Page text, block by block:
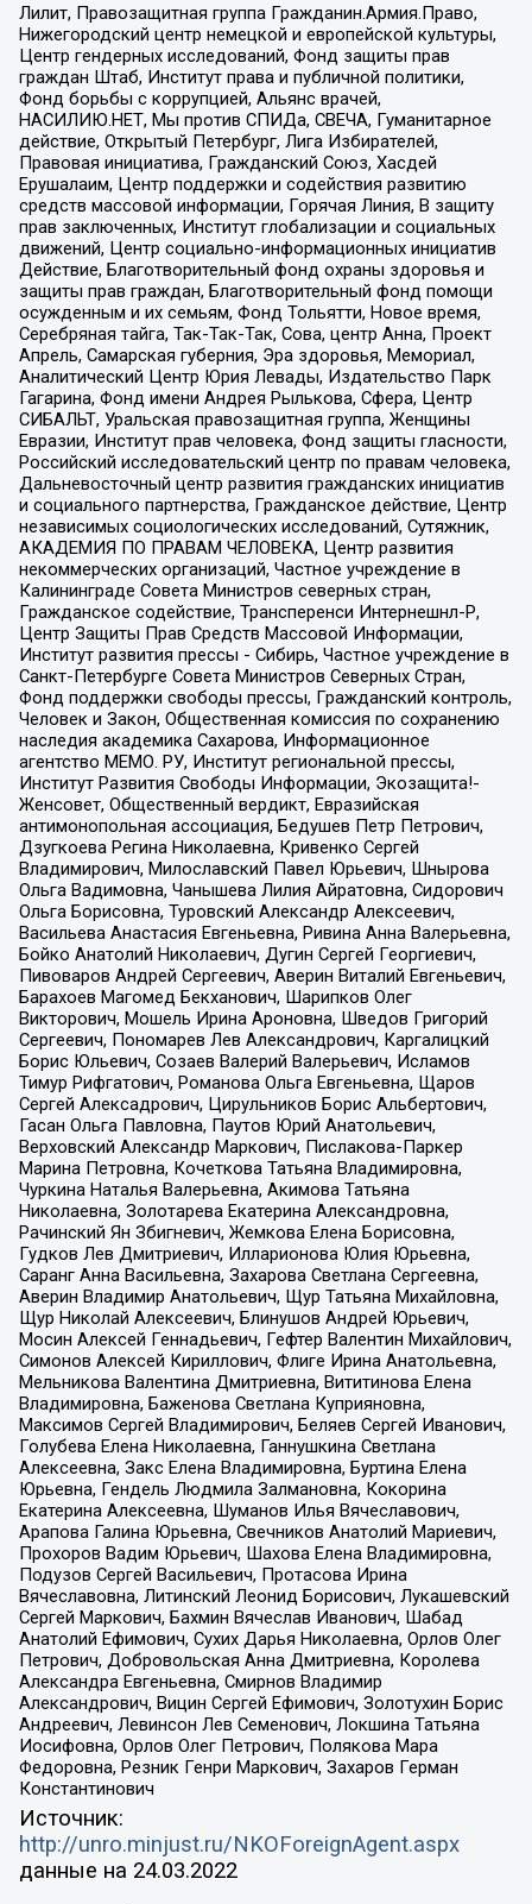
Лилит, Правозащитная группа Гражданин.Армия.Право,
Нижегородский центр немецкой и европейской культуры,
Центр гендерных исследований, Фонд защиты прав
граждан Штаб, Институт права и публичной политики,
Фонд борьбы с коррупцией, Альянс врачей,
НАСИЛИЮ.НЕТ, Мы против СПИДа, СВЕЧА, Гуманитарное
действие, Открытый Петербург, Лига Избирателей,
Правовая инициатива, Гражданский Союз, Хасдей
Ерушалаим, Центр поддержки и содействия развитию
средств массовой информации, Горячая Линия, В защиту
прав заключенных, Институт глобализации и социальных
движений, Центр социально-информационных инициатив
Действие, Благотворительный фонд охраны здоровья и
защиты прав граждан, Благотворительный фонд помощи
осужденным и их семьям, Фонд Тольятти, Новое время,
Серебряная тайга, Так-Так-Так, Сова, центр Анна, Проект
Апрель, Самарская губерния, Эра здоровья, Мемориал,
Аналитический Центр Юрия Левады, Издательство Парк
Гагарина, Фонд имени Андрея Рылькова, Сфера, Центр
СИБАЛЬТ, Уральская правозащитная группа, Женщины
Евразии, Институт прав человека, Фонд защиты гласности,
Российский исследовательский центр по правам человека,
Дальневосточный центр развития гражданских инициатив
и социального партнерства, Гражданское действие, Центр
независимых социологических исследований, Сутяжник,
АКАДЕМИЯ ПО ПРАВАМ ЧЕЛОВЕКА, Центр развития
некоммерческих организаций, Частное учреждение в
Калининграде Совета Министров северных стран,
Гражданское содействие, Трансперенси Интернешнл-Р,
Центр Защиты Прав Средств Массовой Информации,
Институт развития прессы - Сибирь, Частное учреждение в
Санкт-Петербурге Совета Министров Северных Стран,
Фонд поддержки свободы прессы, Гражданский контроль,
Человек и Закон, Общественная комиссия по сохранению
наследия академика Сахарова, Информационное
агентство МЕМО. РУ, Институт региональной прессы,
Институт Развития Свободы Информации, Экозащита!-
Женсовет, Общественный вердикт, Евразийская
антимонопольная ассоциация, Бедушев Петр Петрович,
Дзугкоева Регина Николаевна, Кривенко Сергей
Владимирович, Милославский Павел Юрьевич, Шнырова
Ольга Вадимовна, Чанышева Лилия Айратовна, Сидорович
Ольга Борисовна, Туровский Александр Алексеевич,
Васильева Анастасия Евгеньевна, Ривина Анна Валерьевна,
Бойко Анатолий Николаевич, Дугин Сергей Георгиевич,
Пивоваров Андрей Сергеевич, Аверин Виталий Евгеньевич,
Барахоев Магомед Бекханович, Шарипков Олег
Викторович, Мошель Ирина Ароновна, Шведов Григорий
Сергеевич, Пономарев Лев Александрович, Каргалицкий
Борис Юльевич, Созаев Валерий Валерьевич, Исламов
Тимур Рифгатович, Романова Ольга Евгеньевна, Щаров
Сергей Алексадрович, Цирульников Борис Альбертович,
Гасан Ольга Павловна, Паутов Юрий Анатольевич,
Верховский Александр Маркович, Пислакова-Паркер
Марина Петровна, Кочеткова Татьяна Владимировна,
Чуркина Наталья Валерьевна, Акимова Татьяна
Николаевна, Золотарева Екатерина Александровна,
Рачинский Ян Збигневич, Жемкова Елена Борисовна,
Гудков Лев Дмитриевич, Илларионова Юлия Юрьевна,
Саранг Анна Васильевна, Захарова Светлана Сергеевна,
Аверин Владимир Анатольевич, Щур Татьяна Михайловна,
Щур Николай Алексеевич, Блинушов Андрей Юрьевич,
Мосин Алексей Геннадьевич, Гефтер Валентин Михайлович,
Симонов Алексей Кириллович, Флиге Ирина Анатольевна,
Мельникова Валентина Дмитриевна, Вититинова Елена
Владимировна, Баженова Светлана Куприяновна,
Максимов Сергей Владимирович, Беляев Сергей Иванович,
Голубева Елена Николаевна, Ганнушкина Светлана
Алексеевна, Закс Елена Владимировна, Буртина Елена
Юрьевна, Гендель Людмила Залмановна, Кокорина
Екатерина Алексеевна, Шуманов Илья Вячеславович,
Арапова Галина Юрьевна, Свечников Анатолий Мариевич,
Прохоров Вадим Юрьевич, Шахова Елена Владимировна,
Подузов Сергей Васильевич, Протасова Ирина
Вячеславовна, Литинский Леонид Борисович, Лукашевский
Сергей Маркович, Бахмин Вячеслав Иванович, Шабад
Анатолий Ефимович, Сухих Дарья Николаевна, Орлов Олег
Петрович, Добровольская Анна Дмитриевна, Королева
Александра Евгеньевна, Смирнов Владимир
Александрович, Вицин Сергей Ефимович, Золотухин Борис
Андреевич, Левинсон Лев Семенович, Локшина Татьяна
Иосифовна, Орлов Олег Петрович, Полякова Мара
Федоровна, Резник Генри Маркович, Захаров Герман
Константинович
Источник:
http://unro.minjust.ru/NKOForeignAgent.aspx
данные на 24.03.2022